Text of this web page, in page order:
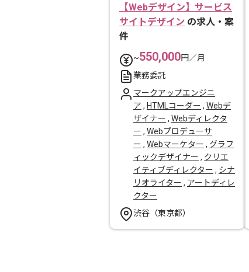
【Webデザイン】サービス
サイトデザイン の求人・案
件
~550,000円／月
業務委託
マークアップエンジニ
ア , HTMLコーダー , Webデ
ザイナー , Webディレクタ
ー , Webプロデューサ
ー , Webマーケター , グラフ
ィックデザイナー , クリエ
イティブディレクター , シナ
リオライター , アートディレ
クター
渋谷（東京都）